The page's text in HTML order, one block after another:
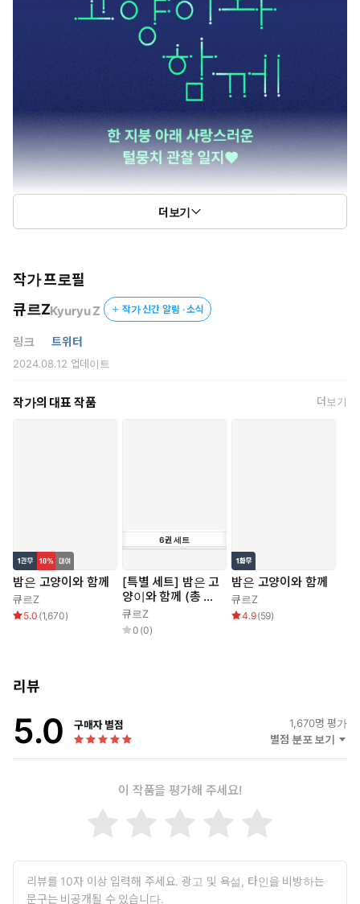
더보기
작가 프로필
큐르ZKyuryu Z 작가 신간 알림 · 소식
링크 트위터
2024.08.12 업데이트
작가의 대표 작품 더보기
밤은 고양이와 함께
큐르Z
5.0 (1,670)
6권 세트
[특별 세트] 밤은 고
양이와 함께 (총 6
권)
큐르Z
0 (0)
밤은 고양이와 함께
큐르Z
4.9(59)
리뷰
5.0 구매자 별점 1,670명 평가
별점 분포 보기
이 작품을 평가해 주세요!